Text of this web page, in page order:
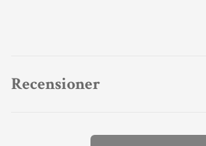
Recensioner